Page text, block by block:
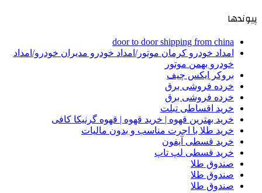
پیوندها
door to door shipping from china
امداد خودرو کرمان موتور/امداد خودرو مدیران خودرو/امداد
خودرو بهمن موتور
بروکر ایکس چیف
خرده فروشی برق
خرده فروشی برق
خرید اقساطی تبلت
خرید بهترین قهوه | خرید قهوه | قهوه گرنیکا کافی
خرید طلا با اجرت مناسب و بدون مالیات
خرید قسطی آیفون
خرید قسطی لپ تاپ
صندوق طلا
صندوق طلا
صندوق طلا